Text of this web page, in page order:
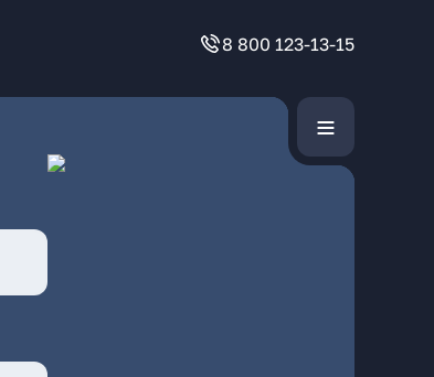
8 800 123-13-15